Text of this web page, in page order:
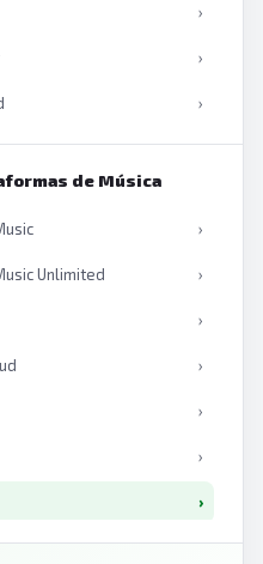
›
›
›
›
artificial
›
de Música
›
Unlimited ›
›
›
›
›
›
›